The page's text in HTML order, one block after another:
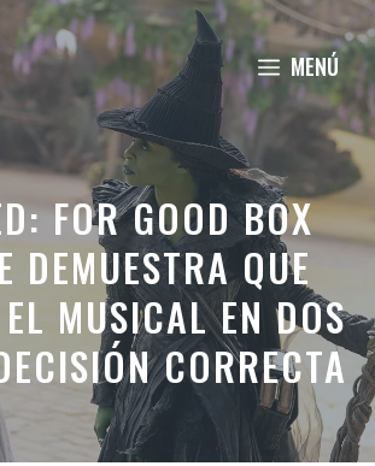
MENÚ
FOR GOOD BOX
DEMUESTRA QUE
MUSICAL EN DOS
CORRECTA